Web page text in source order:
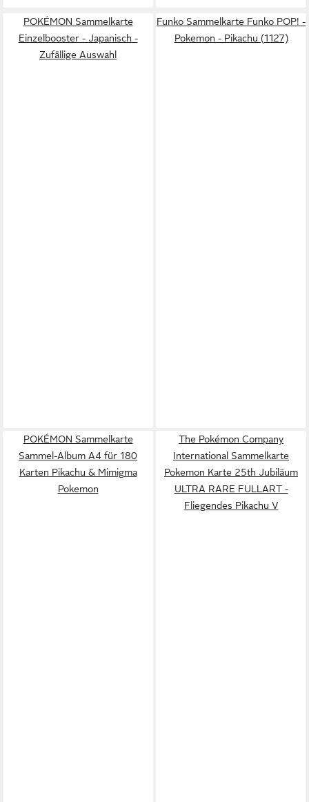
POKÉMON Sammelkarte
Einzelbooster - Japanisch -
Zufällige Auswahl
Funko Sammelkarte Funko POP! -
Pokemon - Pikachu (1127)
POKÉMON Sammelkarte
Sammel-Album A4 für 180
Karten Pikachu & Mimigma
Pokemon
The Pokémon Company
International Sammelkarte
Pokemon Karte 25th Jubiläum
ULTRA RARE FULLART -
Fliegendes Pikachu V